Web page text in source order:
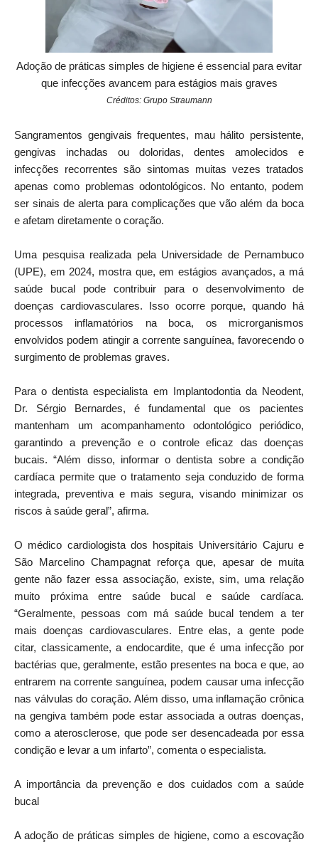
Adoção de práticas simples de higiene é essencial para evitar
que infecções avancem para estágios mais graves
Créditos: Grupo Straumann
Sangramentos gengivais frequentes, mau hálito persistente,
gengivas inchadas ou doloridas, dentes amolecidos e
infecções recorrentes são sintomas muitas vezes tratados
apenas como problemas odontológicos. No entanto, podem
ser sinais de alerta para complicações que vão além da boca
e afetam diretamente o coração.
Uma pesquisa realizada pela Universidade de Pernambuco
(UPE), em 2024, mostra que, em estágios avançados, a má
saúde bucal pode contribuir para o desenvolvimento de
doenças cardiovasculares. Isso ocorre porque, quando há
processos inflamatórios na boca, os microrganismos
envolvidos podem atingir a corrente sanguínea, favorecendo o
surgimento de problemas graves.
Para o dentista especialista em Implantodontia da Neodent,
Dr. Sérgio Bernardes, é fundamental que os pacientes
mantenham um acompanhamento odontológico periódico,
garantindo a prevenção e o controle eficaz das doenças
bucais. “Além disso, informar o dentista sobre a condição
cardíaca permite que o tratamento seja conduzido de forma
integrada, preventiva e mais segura, visando minimizar os
riscos à saúde geral”, afirma.
O médico cardiologista dos hospitais Universitário Cajuru e
São Marcelino Champagnat reforça que, apesar de muita
gente não fazer essa associação, existe, sim, uma relação
muito próxima entre saúde bucal e saúde cardíaca.
“Geralmente, pessoas com má saúde bucal tendem a ter
mais doenças cardiovasculares. Entre elas, a gente pode
citar, classicamente, a endocardite, que é uma infecção por
bactérias que, geralmente, estão presentes na boca e que, ao
entrarem na corrente sanguínea, podem causar uma infecção
nas válvulas do coração. Além disso, uma inflamação crônica
na gengiva também pode estar associada a outras doenças,
como a aterosclerose, que pode ser desencadeada por essa
condição e levar a um infarto”, comenta o especialista.
A importância da prevenção e dos cuidados com a saúde
bucal
A adoção de práticas simples de higiene, como a escovação